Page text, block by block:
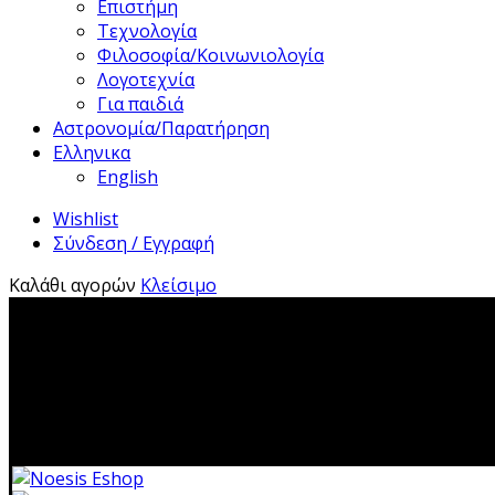
Επιστήμη
Τεχνολογία
Φιλοσοφία/Κοινωνιολογία
Λογοτεχνία
Για παιδιά
Αστρονομία/Παρατήρηση
Ελληνικα
English
Wishlist
Σύνδεση / Εγγραφή
Καλάθι αγορών Κλείσιμο